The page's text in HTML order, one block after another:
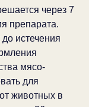
через 7
препарата.
истечения
мясо-
для
животных в